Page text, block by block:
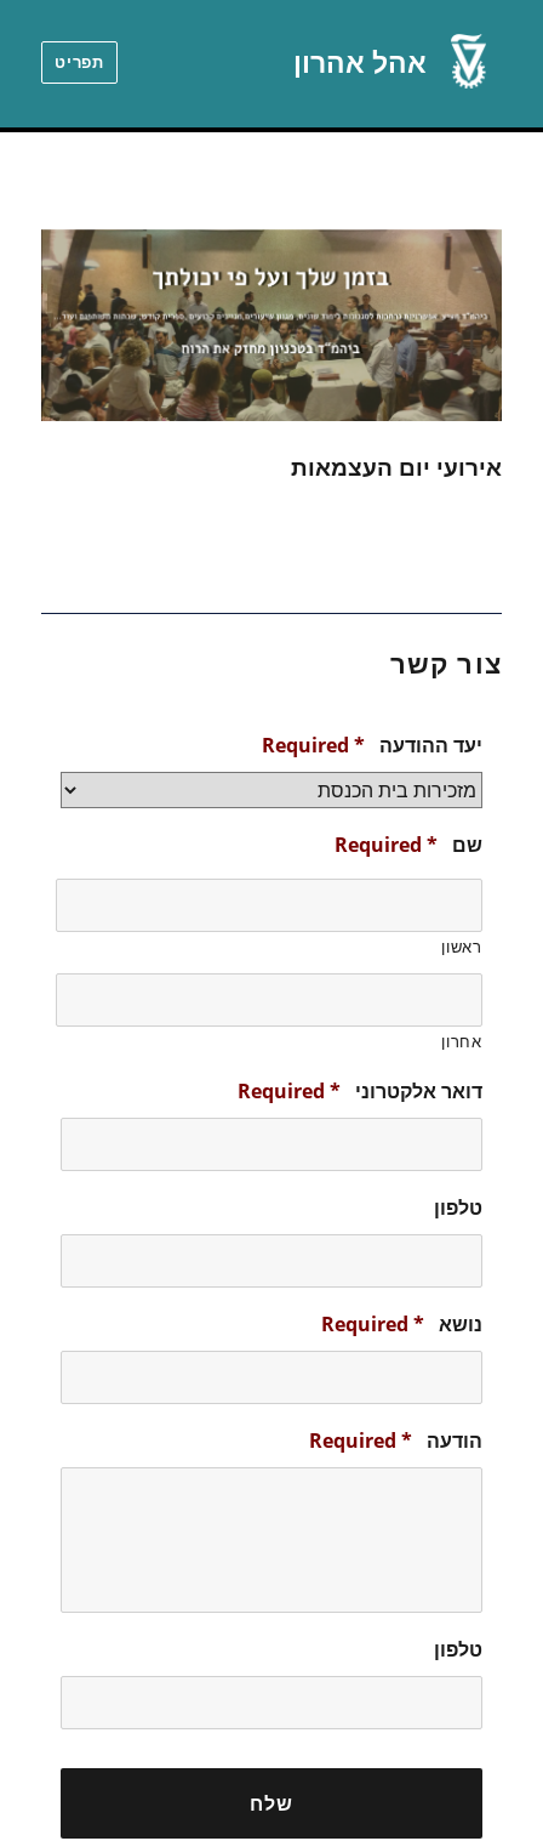
אהל אהרון תפריט
אירועי יום העצמאות
צור קשר
יעד ההודעה *
Required
שם *
Required
ראשון
אחרון
דואר אלקטרוני *
Required
טלפון
נושא *
Required
הודעה *
Required
טלפון